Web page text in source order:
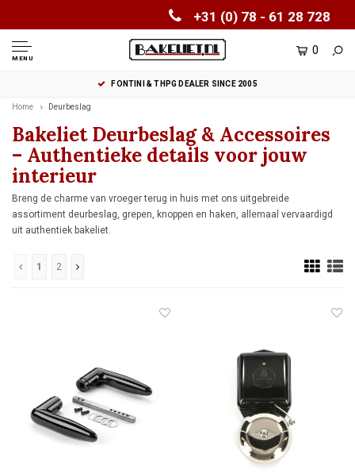
+31 (0) 78 - 61 28 728
MENU
0
FONTINI & THPG DEALER SINCE 2005
Home Deurbeslag
Bakeliet Deurbeslag & Accessoires
– Authentieke details voor jouw
interieur
Breng de charme van vroeger terug in huis met ons uitgebreide
assortiment deurbeslag, grepen, knoppen en haken, allemaal vervaardigd
uit authentiek bakeliet.
1 2